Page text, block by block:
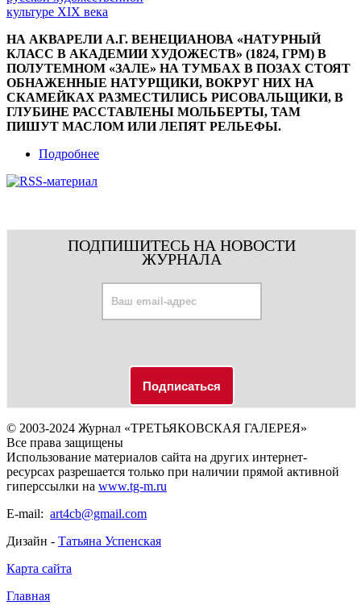
НА АКВАРЕЛИ А.Г. ВЕНЕЦИАНОВА «НАТУРНЫЙ
КЛАСС В АКАДЕМИИ ХУДОЖЕСТВ» (1824, ГРМ) В
ПОЛУТЕМНОМ «ЗАЛЕ» НА ТУМБАХ В ПОЗАХ СТОЯТ
ОБНАЖЕННЫЕ НАТУРЩИКИ, ВОКРУГ НИХ НА
СКАМЕЙКАХ РАЗМЕСТИЛИСЬ РИСОВАЛЬЩИКИ, В
ГЛУБИНЕ РАССТАВЛЕНЫ МОЛЬБЕРТЫ, ТАМ
ПИШУТ МАСЛОМ ИЛИ ЛЕПЯТ РЕЛЬЕФЫ.
Подробнее
ПОДПИШИТЕСЬ НА НОВОСТИ
ЖУРНАЛА
© 2003-2024 Журнал «ТРЕТЬЯКОВСКАЯ ГАЛЕРЕЯ»
Все права защищены
Использование материалов сайта на других интернет-
ресурсах разрешается только при наличии прямой активной
гиперссылки на www.tg-m.ru
E-mail: art4cb@gmail.com
Дизайн - Татьяна Успенская
Карта сайта
Главная